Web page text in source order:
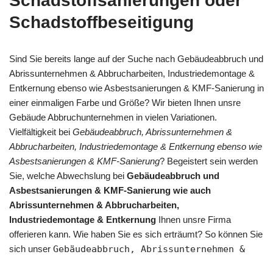
Schadstoffbeseitigung
Sind Sie bereits lange auf der Suche nach Gebäudeabbruch und
Abrissunternehmen & Abbrucharbeiten, Industriedemontage &
Entkernung ebenso wie Asbestsanierungen & KMF-Sanierung in
einer einmaligen Farbe und Größe? Wir bieten Ihnen unsre
Gebäude Abbruchunternehmen in vielen Variationen.
Vielfältigkeit bei Gebäudeabbruch, Abrissunternehmen &
Abbrucharbeiten, Industriedemontage & Entkernung ebenso wie
Asbestsanierungen & KMF-Sanierung? Begeistert sein werden
Sie, welche Abwechslung bei Gebäudeabbruch und
Asbestsanierungen & KMF-Sanierung wie auch
Abrissunternehmen & Abbrucharbeiten,
Industriedemontage & Entkernung Ihnen unsre Firma
offerieren kann. Wie haben Sie es sich erträumt? So können Sie
sich unser Gebäudeabbruch, Abrissunternehmen &